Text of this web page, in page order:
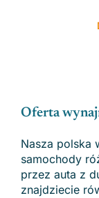
Oferta
Nasza polska
samochody
przez auta z
znajdziecie